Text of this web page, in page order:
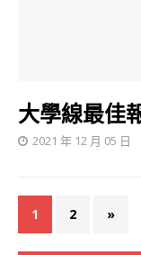
大學線最佳
2021 年 12 月 05 日
1 2 »